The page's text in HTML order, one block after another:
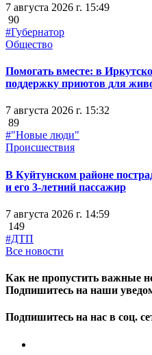
7 августа 2026 г. 15:49
90
#Губернатор
Общество
Помогать вместе: в
поддержку приютов для
7 августа 2026 г. 15:32
89
#"Новые люди"
Происшествия
В Куйтунском районе
и его 3-летний пассажир
7 августа 2026 г. 14:59
149
#ДТП
Все новости
Как не пропустить важные
Подпишитесь на наши
Подпишитесь на нас в соц.